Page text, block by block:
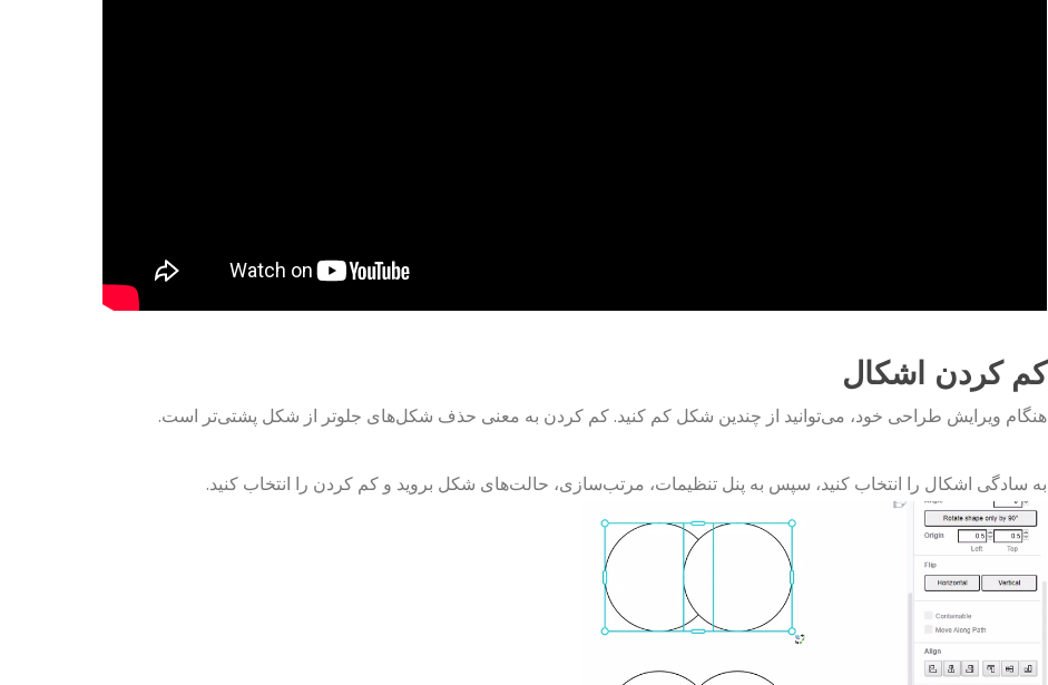
کم کردن اشکال
هنگام ویرایش طراحی خود، می‌توانید از چندین شکل کم کنید. کم کردن به معنی حذف شکل‌های جلوتر از شکل پشتی‌تر است.
به سادگی اشکال را انتخاب کنید، سپس به پنل تنظیمات، مرتب‌سازی، حالت‌های شکل بروید و کم کردن را انتخاب کنید.